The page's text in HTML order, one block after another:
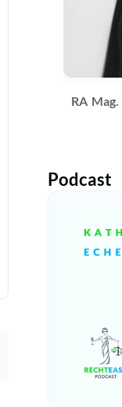
RA Mag.
Podcast